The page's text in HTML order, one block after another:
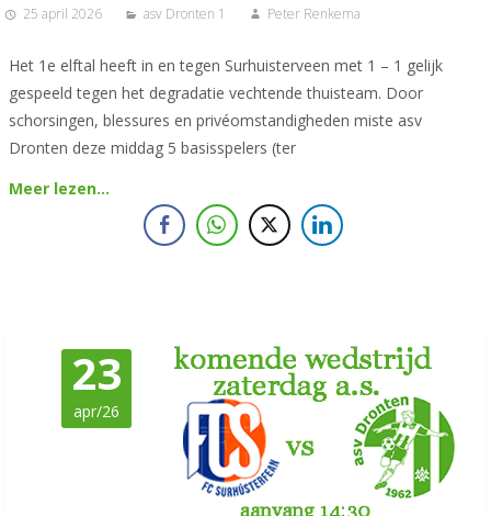
25 april 2026 asv Dronten 1 Peter Renkema
Het 1e elftal heeft in en tegen Surhuisterveen met 1 – 1 gelijk
gespeeld tegen het degradatie vechtende thuisteam. Door
schorsingen, blessures en privéomstandigheden miste asv
Dronten deze middag 5 basisspelers (ter
Meer lezen…
23
apr/26